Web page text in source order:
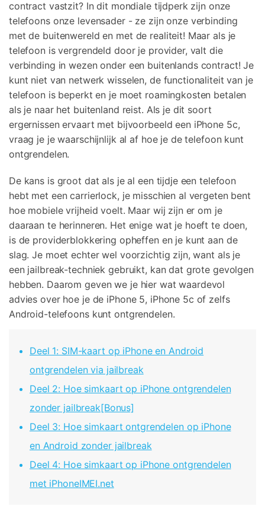
Ontdek
Overzicht
Video
Foto
Overzicht
Document
Corrupte video restauratie.
Bekijk alle producten
Overzicht
Repair It
WA Transfer
Geen Cyberbullying
iPhone ontgrendelen Android ontgrendelen
Gegevensherstel
iPhone gegevensherstel Android gegevensherstel
WhatsApp Overdracht
WhatsApp overbrengen/back-up maken
iTunes herstellen
Systeemreparatie
iPhone systeemherstel Android systeemherstel
Gegevens wissen
iPhone gegevens wissen Android gegevens wissen
Telefoon Overdracht
Bekijk De Volledige Toolkit
Andere
Meer Oplossingen Vinden
contract vastzit? In dit mondiale tijdperk zijn onze
telefoons onze levensader - ze zijn onze verbinding
met de buitenwereld en met de realiteit! Maar als je
telefoon is vergrendeld door je provider, valt die
verbinding in wezen onder een buitenlands contract! Je
kunt niet van netwerk wisselen, de functionaliteit van je
telefoon is beperkt en je moet roamingkosten betalen
als je naar het buitenland reist. Als je dit soort
ergernissen ervaart met bijvoorbeeld een iPhone 5c,
vraag je je waarschijnlijk al af hoe je de telefoon kunt
ontgrendelen.
De kans is groot dat als je al een tijdje een telefoon
hebt met een carrierlock, je misschien al vergeten bent
hoe mobiele vrijheid voelt. Maar wij zijn er om je
daaraan te herinneren. Het enige wat je hoeft te doen,
is de providerblokkering opheffen en je kunt aan de
slag. Je moet echter wel voorzichtig zijn, want als je
een jailbreak-techniek gebruikt, kan dat grote gevolgen
hebben. Daarom geven we je hier wat waardevol
advies over hoe je de iPhone 5, iPhone 5c of zelfs
Android-telefoons kunt ontgrendelen.
Deel 1: SIM-kaart op iPhone en Android
ontgrendelen via jailbreak
Deel 2: Hoe simkaart op iPhone ontgrendelen
zonder jailbreak[Bonus]
Deel 3: Hoe simkaart ontgrendelen op iPhone
en Android zonder jailbreak
Deel 4: Hoe simkaart op iPhone ontgrendelen
met iPhoneIMEI.net